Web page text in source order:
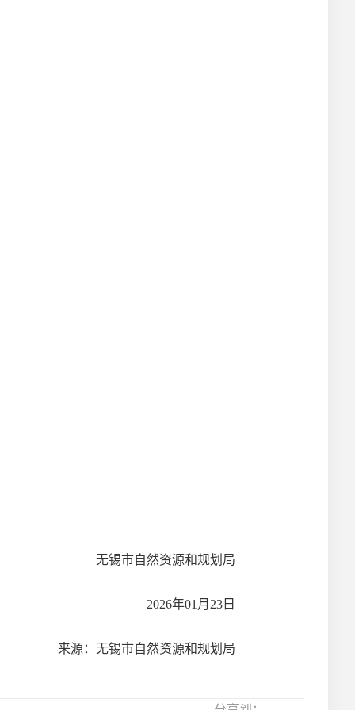
无锡市自然资源和规划局
2026年01 月 23日
来源：无锡市自然资源和规划局